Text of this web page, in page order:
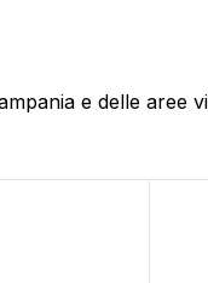
e delle aree